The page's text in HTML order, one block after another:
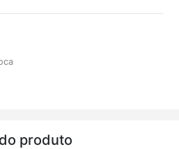
produto